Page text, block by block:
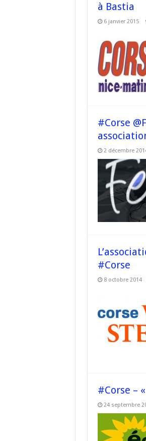
à Bastia
6 janvier 2015
#Corse
2 décembre
#Corse
8 octobre 2014
#Corse –
24 septembre